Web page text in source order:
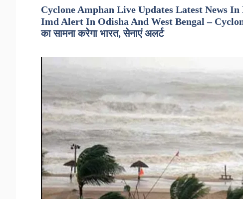
Cyclone Amphan Live Updates Latest News
Imd Alert In Odisha And West Bengal –
का सामना करेगा भारत, सेनाएं अलर्ट